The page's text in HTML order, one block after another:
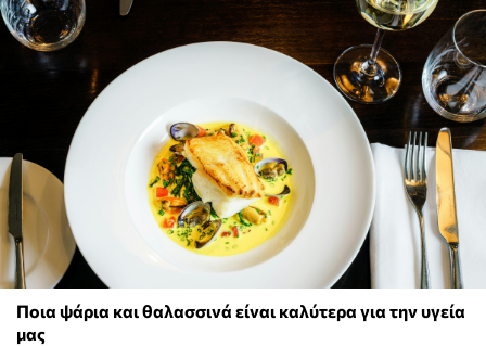
Ποια ψάρια και θαλασσινά είναι καλύτερα για την υγεία
μας